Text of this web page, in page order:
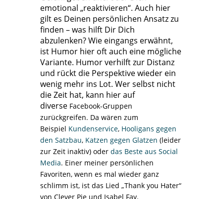
emotional „reaktivieren“. Auch hier
gilt es Deinen persönlichen Ansatz zu
finden – was hilft Dir Dich
abzulenken? Wie eingangs erwähnt,
ist Humor hier oft auch eine mögliche
Variante. Humor verhilft zur Distanz
und rückt die Perspektive wieder ein
wenig mehr ins Lot. Wer selbst nicht
die Zeit hat, kann hier auf
diverse Facebook-Gruppen
zurückgreifen. Da wären zum
Beispiel Kundenservice, Hooligans gegen
den Satzbau, Katzen gegen Glatzen (leider
zur Zeit inaktiv) oder das Beste aus Social
Media. Einer meiner persönlichen
Favoriten, wenn es mal wieder ganz
schlimm ist, ist das Lied „Thank you Hater“
von Clever Pie und Isabel Fay.